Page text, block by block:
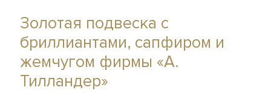
Золотая подвеска с
бриллиантами, сапфиром и
жемчугом фирмы «А.
Тилландер»